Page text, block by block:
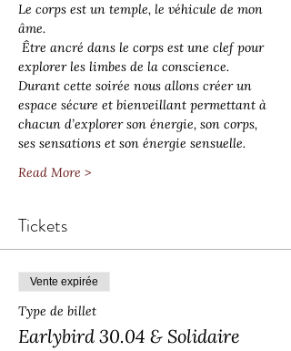
Le corps est un temple, le véhicule de mon
âme.
Être ancré dans le corps est une clef pour
explorer les limbes de la conscience.
Durant cette soirée nous allons créer un
espace sécure et bienveillant permettant à
chacun d’explorer son énergie, son corps,
ses sensations et son énergie sensuelle.
Read More >
Tickets
Vente expirée
Type de billet
Earlybird 30.04 & Solidaire